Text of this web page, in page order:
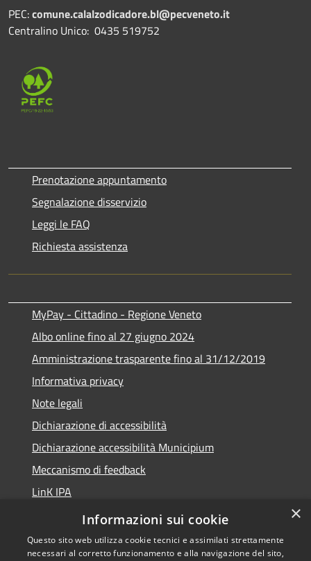
PEC:comune.calalzodicadore.bl@pecveneto.it
Centralino Unico: 0435 519752
Prenotazione appuntamento
Segnalazione disservizio
Leggi le FAQ
Richiesta assistenza
MyPay - Cittadino - Regione Veneto
Albo online fino al 27 giugno 2024
Amministrazione trasparente fino al 31/12/2019
Informativa privacy
Note legali
Dichiarazione di accessibilità
Dichiarazione accessibilità Municipium
Meccanismo di feedback
LinK IPA
Social media policy
×
Informazioni sui cookie
Questo sito web utilizza cookie tecnici e assimilati strettamente
necessari al corretto funzionamento e alla navigazione del sito,